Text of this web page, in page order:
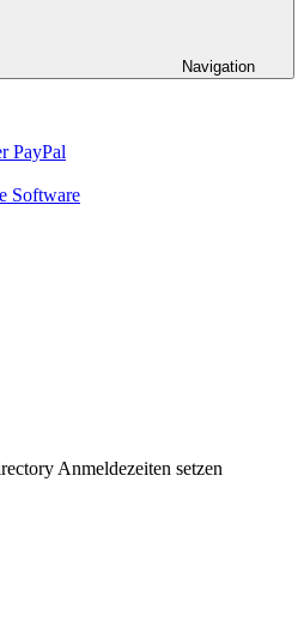
Navigation
PayPal
Software
Anmeldezeiten setzen